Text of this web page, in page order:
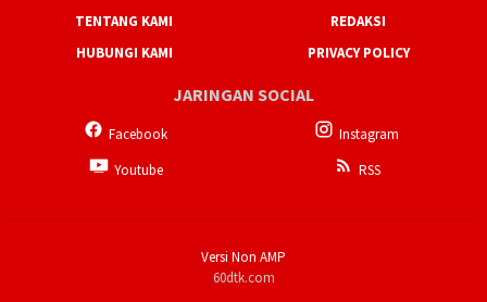
TENTANG KAMI
REDAKSI
HUBUNGI KAMI
PRIVACY POLICY
JARINGAN SOCIAL
Facebook
Instagram
Youtube
RSS
Versi Non AMP
60dtk.com